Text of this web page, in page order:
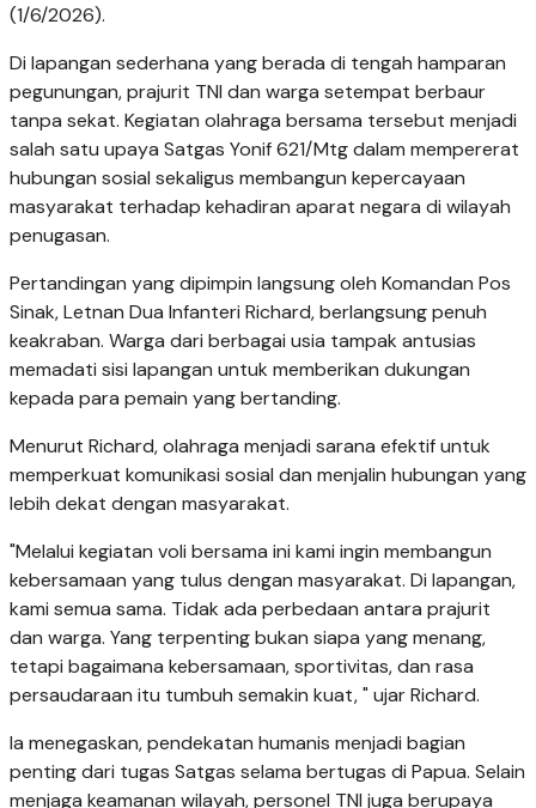
(1/6/2026).
Di lapangan sederhana yang berada di tengah hamparan
pegunungan, prajurit TNI dan warga setempat berbaur
tanpa sekat. Kegiatan olahraga bersama tersebut menjadi
salah satu upaya Satgas Yonif 621/Mtg dalam mempererat
hubungan sosial sekaligus membangun kepercayaan
masyarakat terhadap kehadiran aparat negara di wilayah
penugasan.
Pertandingan yang dipimpin langsung oleh Komandan Pos
Sinak, Letnan Dua Infanteri Richard, berlangsung penuh
keakraban. Warga dari berbagai usia tampak antusias
memadati sisi lapangan untuk memberikan dukungan
kepada para pemain yang bertanding.
Menurut Richard, olahraga menjadi sarana efektif untuk
memperkuat komunikasi sosial dan menjalin hubungan yang
lebih dekat dengan masyarakat.
"Melalui kegiatan voli bersama ini kami ingin membangun
kebersamaan yang tulus dengan masyarakat. Di lapangan,
kami semua sama. Tidak ada perbedaan antara prajurit
dan warga. Yang terpenting bukan siapa yang menang,
tetapi bagaimana kebersamaan, sportivitas, dan rasa
persaudaraan itu tumbuh semakin kuat, " ujar Richard.
Ia menegaskan, pendekatan humanis menjadi bagian
penting dari tugas Satgas selama bertugas di Papua. Selain
menjaga keamanan wilayah, personel TNI juga berupaya